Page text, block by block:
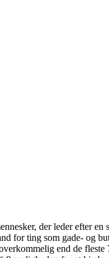
der leder efter
for ting som gade- og
end de